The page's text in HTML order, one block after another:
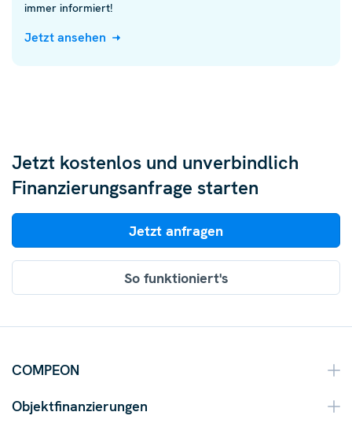
immer informiert!
Jetzt ansehen
Jetzt kostenlos und unverbindlich
Finanzierungsanfrage starten
Jetzt anfragen
So funktioniert's
COMPEON
Objektfinanzierungen